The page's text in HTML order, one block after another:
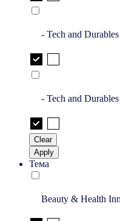
- Tech and
- Tech and
Clear
Apply
Тема
Beauty & Health